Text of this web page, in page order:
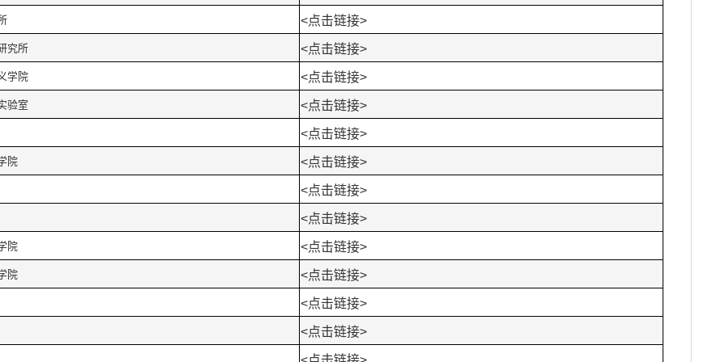
<点击链接>
究所 <点击链接>
学院 <点击链接>
验室 <点击链接>
<点击链接>
院 <点击链接>
<点击链接>
<点击链接>
院 <点击链接>
院 <点击链接>
<点击链接>
<点击链接>